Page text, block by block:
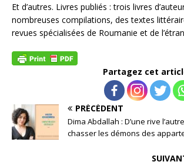
Et d’autres. Livres publiés : trois livres
nombreuses compilations, des textes
revues spécialisées de Roumanie et de
Partagez cet
PRÉCÉDENT
Dima Abdallah : D’une rive
chasser les démons des